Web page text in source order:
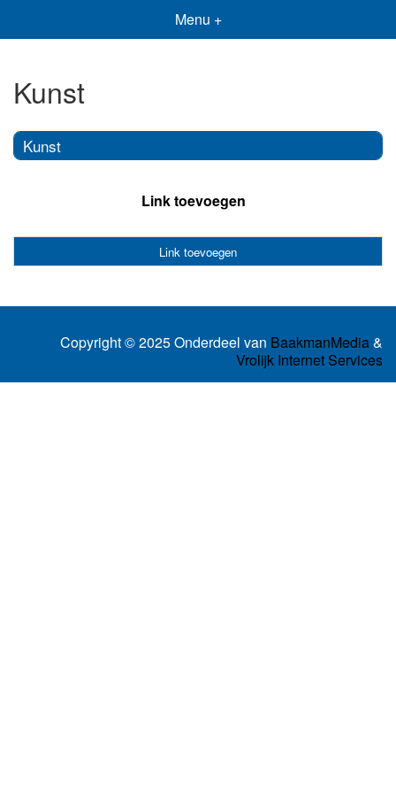
Menu +
Kunst
Kunst
Link toevoegen
Link toevoegen
Copyright © 2025 Onderdeel van BaakmanMedia&
Vrolijk Internet Services